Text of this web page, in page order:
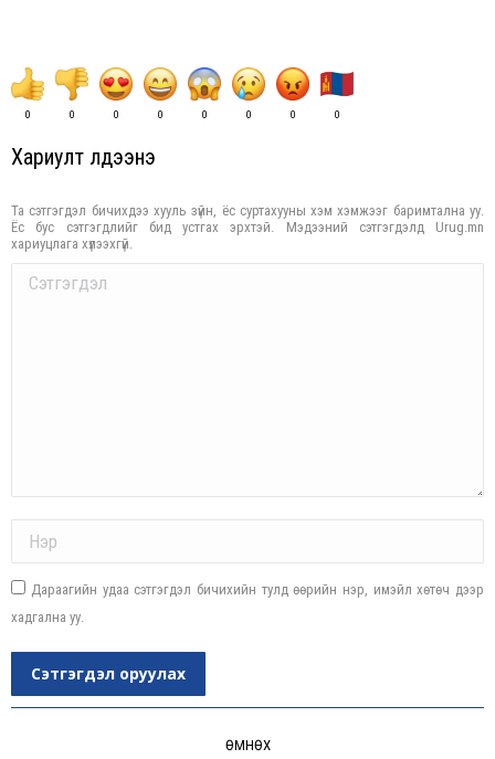
0 0 0 0 0 0 0 0
Хариулт үлдээнэ үү
Та сэтгэгдэл бичихдээ хууль зүйн, ёс суртахууны хэм хэмжээг баримтална уу.
Ёс бус сэтгэгдлийг бид устгах эрхтэй. Мэдээний сэтгэгдэлд Urug.mn
хариуцлага хүлээхгүй.
Comment
Дараагийн удаа сэтгэгдэл бичихийн тулд өөрийн нэр, имэйл хөтөч дээр
хадгална уу.
Сэтгэгдэл оруулах
ӨМНӨХ